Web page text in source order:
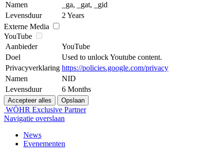
Namen
_ga, _gat, _gid
Levensduur
2 Years
Externe Media
YouTube
Aanbieder
YouTube
Doel
Used to unlock Youtube content.
Privacyverklaring https://policies.google.com/privacy
Namen
NID
Levensduur
6 Months
WÖHR Exclusive Partner
Navigatie overslaan
News
Evenementen